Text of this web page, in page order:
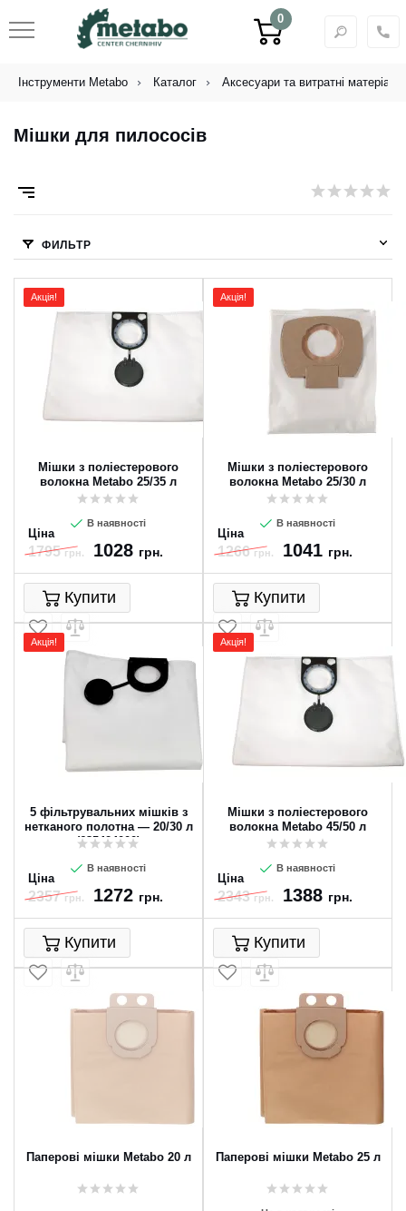
0
Інструменти Metabo Каталог Аксесуари та витратні матеріали
Мішки для пилососів
ФИЛЬТР
Акція!
Мішки з поліестерового
волокна Metabo 25/35 л
В наявності
Ціна
1795грн. 1028 грн.
Купити
Акція!
Мішки з поліестерового
волокна Metabo 25/30 л
В наявності
Ціна
1266грн. 1041 грн.
Купити
Акція!
5 фільтрувальних мішків з
нетканого полотна — 20/30 л
(635424000)
В наявності
Ціна
2357грн. 1272 грн.
Купити
Акція!
Мішки з поліестерового
волокна Metabo 45/50 л
В наявності
Ціна
2343грн. 1388 грн.
Купити
Паперові мішки Metabo 20 л Паперові мішки Metabo 25 л